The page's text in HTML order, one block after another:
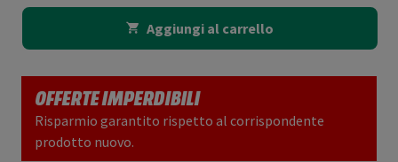
Aggiungi al carrello
OFFERTE IMPERDIBILI
Risparmio garantito rispetto al corrispondente
prodotto nuovo.